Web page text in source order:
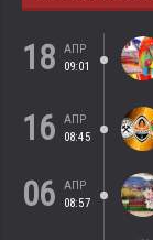
18
АПР
09:01
16
АПР
08:45
06
АПР
08:57